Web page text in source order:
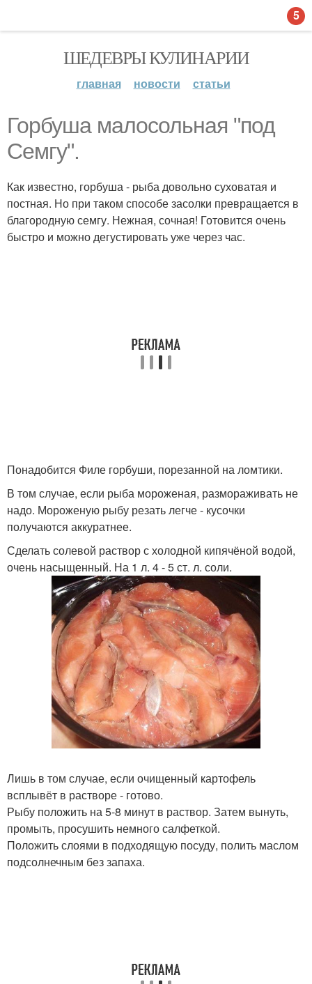
ШЕДЕВРЫ КУЛИНАРИИ
главная новости статьи
Горбуша малосольная "под
Семгу".
Как известно, горбуша - рыба довольно суховатая и
постная. Но при таком способе засолки превращается в
благородную семгу. Нежная, сочная! Готовится очень
быстро и можно дегустировать уже через час.
Понадобится Филе горбуши, порезанной на ломтики.
В том случае, если рыба мороженая, размораживать не
надо. Мороженую рыбу резать легче - кусочки
получаются аккуратнее.
Сделать солевой раствор с холодной кипячёной водой,
очень насыщенный. На 1 л. 4 - 5 ст. л. соли.
Лишь в том случае, если очищенный картофель
всплывёт в растворе - готово.
Рыбу положить на 5-8 минут в раствор. Затем вынуть,
промыть, просушить немного салфеткой.
Положить слоями в подходящую посуду, полить маслом
подсолнечным без запаха.
5